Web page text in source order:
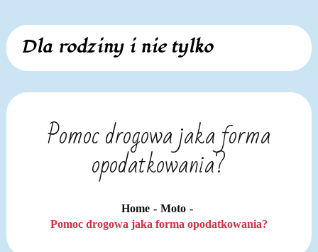
Skip
content
Dla rodziny i nie tylko
Pomoc drogowa jaka forma
opodatkowania?
Home
Moto
Pomoc drogowa jaka forma opodatkowania?